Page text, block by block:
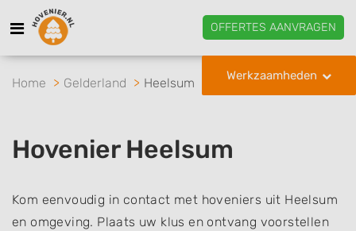
OFFERTES AANVRAGEN
Werkzaamheden
Home Gelderland Heelsum
Hovenier Heelsum
Kom eenvoudig in contact met hoveniers uit Heelsum
en omgeving. Plaats uw klus en ontvang voorstellen